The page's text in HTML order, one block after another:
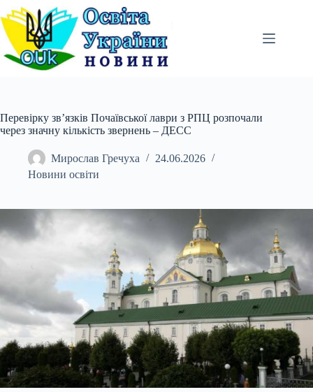
Перейти
до
вмісту
Перевірку зв’язків Почаївської лаври з РПЦ розпочали
через значну кількість звернень – ДЕСС
Мирослав Гречуха
24.06.2026
Новини освіти